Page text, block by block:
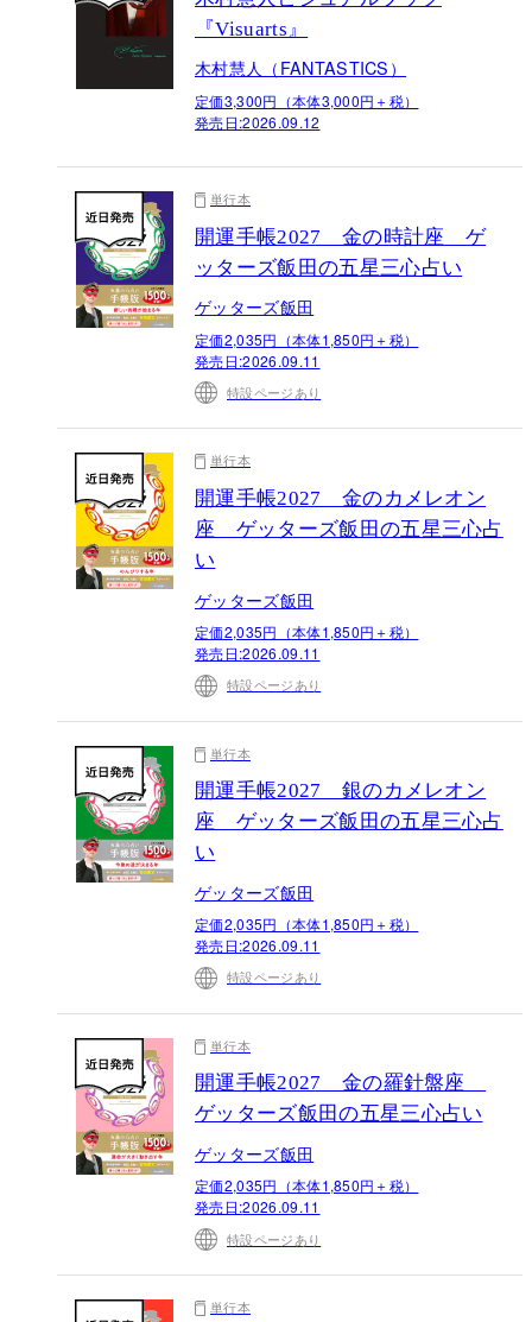
『Visuarts』
木村慧人（FANTASTICS）
定価3,300円（本体3,000円＋税）
発売日:2026.09.12
単行本
開運手帳2027 金の時計座 ゲ
ッターズ飯田の五星三心占い
ゲッターズ飯田
定価2,035円（本体1,850円＋税）
発売日:2026.09.11
特設ページあり
単行本
開運手帳2027 金のカメレオン
座 ゲッターズ飯田の五星三心占
い
ゲッターズ飯田
定価2,035円（本体1,850円＋税）
発売日:2026.09.11
特設ページあり
単行本
開運手帳2027 銀のカメレオン
座 ゲッターズ飯田の五星三心占
い
ゲッターズ飯田
定価2,035円（本体1,850円＋税）
発売日:2026.09.11
特設ページあり
単行本
開運手帳2027 金の羅針盤座
ゲッターズ飯田の五星三心占い
ゲッターズ飯田
定価2,035円（本体1,850円＋税）
発売日:2026.09.11
特設ページあり
単行本